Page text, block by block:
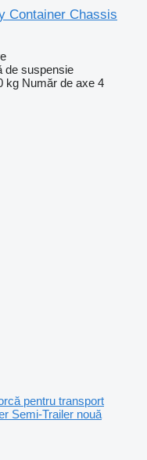
Container Chassis
de suspensie
kg Număr de axe 4
pentru transport
Semi-Trailer nouă